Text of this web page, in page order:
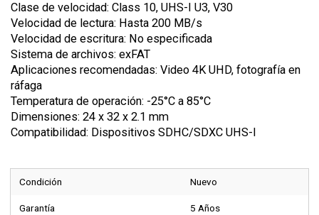
Clase de velocidad: Class 10, UHS-I U3, V30
Velocidad de lectura: Hasta 200 MB/s
Velocidad de escritura: No especificada
Sistema de archivos: exFAT
Aplicaciones recomendadas: Video 4K UHD, fotografía en
ráfaga
Temperatura de operación: -25°C a 85°C
Dimensiones: 24 x 32 x 2.1 mm
Compatibilidad: Dispositivos SDHC/SDXC UHS-I
Condición Nuevo
Garantía 5 Años